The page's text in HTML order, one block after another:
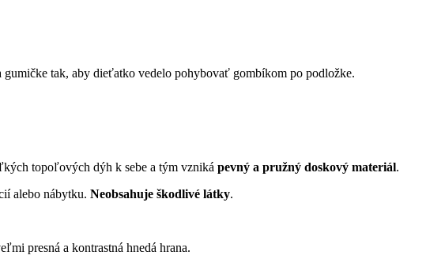
tak, aby dieťatko vedelo pohybovať gombíkom po podložke.
topoľových dýh k sebe a tým vzniká pevný a pružný doskový materiál.
alebo nábytku. Neobsahuje škodlivé látky.
presná a kontrastná hnedá hrana.